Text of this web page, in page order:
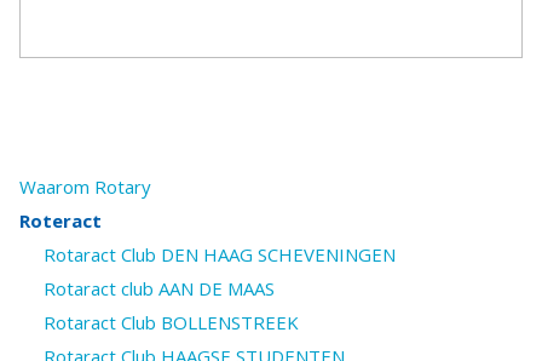
Waarom Rotary
Roteract
Rotaract Club DEN HAAG SCHEVENINGEN
Rotaract club AAN DE MAAS
Rotaract Club BOLLENSTREEK
Rotaract Club HAAGSE STUDENTEN